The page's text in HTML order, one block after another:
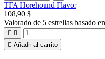
TFA Horehound Flavor
108,90 $
Valorado de 5 estrellas basado en
 
 Añadir al carrito